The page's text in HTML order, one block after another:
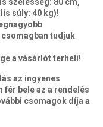
súly: 40 kg)!
tudjuk
a vásárlót terheli!
az ingyenes
bele az a rendelés
csomagok díja a